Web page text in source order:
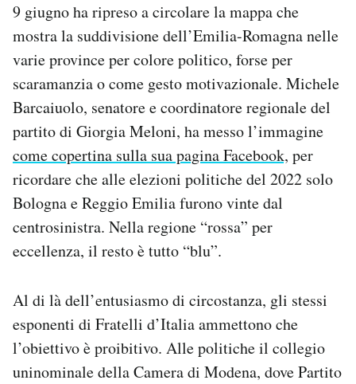
9 giugno ha ripreso a circolare la mappa che
mostra la suddivisione dell’Emilia-Romagna nelle
varie province per colore politico, forse per
scaramanzia o come gesto motivazionale. Michele
Barcaiuolo, senatore e coordinatore regionale del
partito di Giorgia Meloni, ha messo l’immagine
come copertina sulla sua pagina Facebook, per
ricordare che alle elezioni politiche del 2022 solo
Bologna e Reggio Emilia furono vinte dal
centrosinistra. Nella regione “rossa” per
eccellenza, il resto è tutto “blu”.
Al di là dell’entusiasmo di circostanza, gli stessi
esponenti di Fratelli d’Italia ammettono che
l’obiettivo è proibitivo. Alle politiche il collegio
uninominale della Camera di Modena, dove Partito